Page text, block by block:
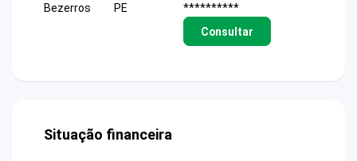
Bezerros
PE
**********
Consultar
Situação financeira